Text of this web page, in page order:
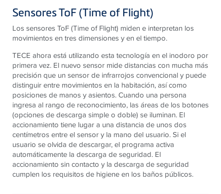
Sensores ToF (Time of Flight)
Los sensores ToF (Time of Flight) miden e interpretan los
movimientos en tres dimensiones y en el tiempo.
TECE ahora está utilizando esta tecnología en el inodoro por
primera vez. El nuevo sensor mide distancias con mucha más
precisión que un sensor de infrarrojos convencional y puede
distinguir entre movimientos en la habitación, así como
posiciones de manos y asientos. Cuando una persona
ingresa al rango de reconocimiento, las áreas de los botones
(opciones de descarga simple o doble) se iluminan. El
accionamiento tiene lugar a una distancia de unos dos
centímetros entre el sensor y la mano del usuario. Si el
usuario se olvida de descargar, el programa activa
automáticamente la descarga de seguridad. El
accionamiento sin contacto y la descarga de seguridad
cumplen los requisitos de higiene en los baños públicos.